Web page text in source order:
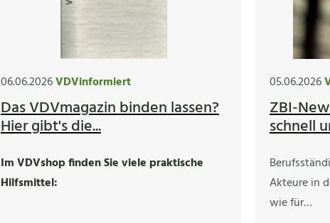
06.06.2026VDVinformiert
Das VDVmagazin binden lassen?
Hier gibt's die...
Im VDVshop finden Sie viele praktische
Hilfsmittel:
05.06.2026
ZBI-
schnell
Akteure in
wie für…